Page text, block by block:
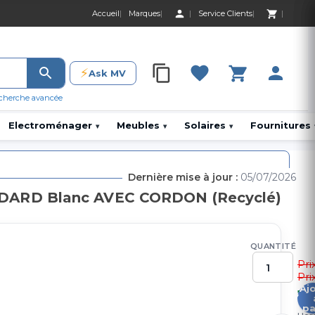
Accueil Marques Service Clients
0 Produit 0,00
avancée
⚡Ask MV 0 Produit 0,00 DH
Electroménager ▾ Meubles ▾ Solaires ▾ Fournitures
Blanc AVEC CORDON (Recyclé)
QUANTITÉ
1
Dernière mise à jour : 05/07/2026